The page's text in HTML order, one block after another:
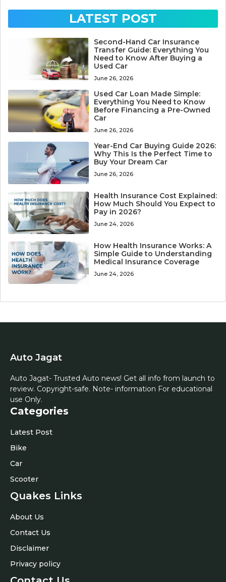
LATEST POST
Second-Hand Car Insurance
Transfer Guide: Everything You
Need to Know After Buying a
Used Car
June 26, 2026
Used Car Loan Made Simple:
Everything You Need to Know
Before Financing a Pre-Owned
Car
June 26, 2026
Year-End Car Buying Guide 2026:
Why This Is the Perfect Time to
Buy Your Dream Car
June 26, 2026
Health Insurance Cost Explained:
How Much Should You Expect to
Pay in 2026?
June 24, 2026
How Health Insurance Works: A
Simple Guide to Understanding
Medical Insurance Coverage
June 24, 2026
Auto Jagat
Auto Jagat- Trusted Auto news! Get all info from launch to
review. Copyright-safe. Note- information For educational
use Only.
Categories
Latest Post
Bike
Car
Scooter
Quakes Links
About Us
Contact Us
Disclaimer
Privacy policy